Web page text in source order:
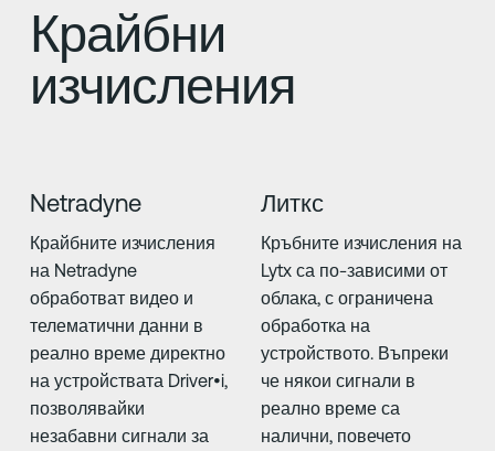
Крайбни
изчисления
Netradyne
Крайбните изчисления
на Netradyne
обработват видео и
телематични данни в
реално време директно
на устройствата Driver•i,
позволявайки
незабавни сигнали за
Литкс
Кръбните изчисления на
Lytx са по-зависими от
облака, с ограничена
обработка на
устройството. Въпреки
че някои сигнали в
реално време са
налични, повечето